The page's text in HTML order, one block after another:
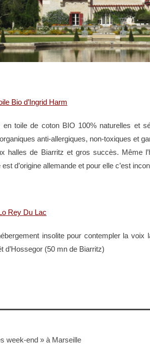
Bio d’Ingrid Harm
toile de coton BIO 100% naturelles et
anti-allergiques, non-toxiques et
halles de Biarritz et gros succès. Même
est d’origine allemande et pour elle c’est
Rey Du Lac
insolite pour contempler la voix
d’Hossegor (50 mn de Biarritz)
week-end » à Marseille